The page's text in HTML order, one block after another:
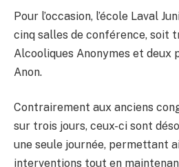
Pour l’occasion, l’école Laval
cinq salles de conférence, soit
Alcooliques Anonymes et deux
Anon.
Contrairement aux anciens
sur trois jours, ceux-ci sont
une seule journée, permettant
interventions tout en